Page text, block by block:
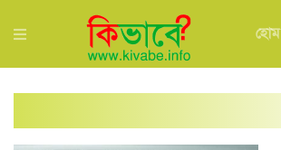
হোম